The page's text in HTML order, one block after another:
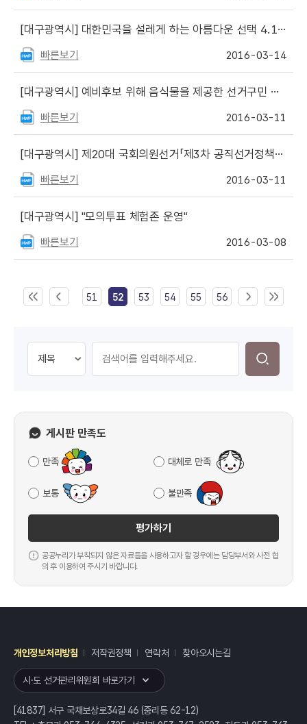
[대구광역시] 대한민국을 설레게 하는 아름다운 선택 4.13. 대구 도심을 달린다
빠른보기 2016-03-14
[대구광역시] 예비후보 위해 음식물을 제공한 선거구민 고발
빠른보기 2016-03-11
[대구광역시] 제20대 국회의원선거「제3차 공직선거정책토론회」개최
빠른보기 2016-03-11
[대구광역시] "모의투표 체험존 운영"
빠른보기 2016-03-08
51 52 53 54 55 56
게시판 만족도
만족 대체로 만족
보통 불만족
평가하기
공공누리가 부착되지 않은 자료들을 사용하고자 할 경우에는 담당부서와 사전 협
의 후 이용하여 주시기 바랍니다.
개인정보처리방침 저작권정책 연락처 찾아오시는길
시·도 선거관리위원회 바로가기
[41837] 서구 국채보상로34길 46 (중리동 62-12)